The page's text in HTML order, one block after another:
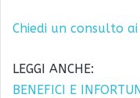
Chiedi un consulto
LEGGI ANCHE:
BENEFICI E